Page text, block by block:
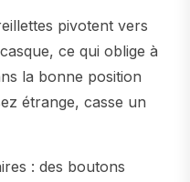
pivotent vers
ce qui oblige à
la bonne position
étrange, casse un
: des boutons